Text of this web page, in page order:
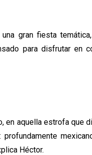
gran fiesta
para disfrutar en
aquella estrofa que
Héctor.